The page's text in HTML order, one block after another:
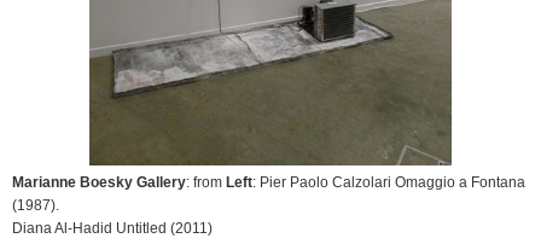
Marianne Boesky Gallery: from Left: Pier Paolo Calzolari Omaggio a Fontana
(1987).
Diana Al-Hadid Untitled (2011)